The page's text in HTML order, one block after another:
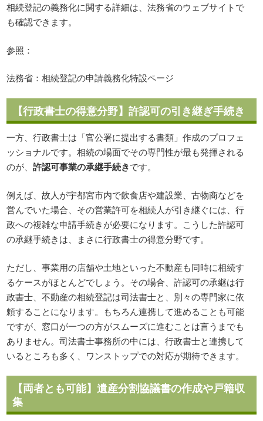
相続登記の義務化に関する詳細は、法務省のウェブサイトで
も確認できます。
参照：
法務省：相続登記の申請義務化特設ページ
【行政書士の得意分野】許認可の引き継ぎ手続き
一方、行政書士は「官公署に提出する書類」作成のプロフェ
ッショナルです。相続の場面でその専門性が最も発揮される
のが、許認可事業の承継手続きです。
例えば、故人が宇都宮市内で飲食店や建設業、古物商などを
営んでいた場合、その営業許可を相続人が引き継ぐには、行
政への複雑な申請手続きが必要になります。こうした許認可
の承継手続きは、まさに行政書士の得意分野です。
ただし、事業用の店舗や土地といった不動産も同時に相続す
るケースがほとんどでしょう。その場合、許認可の承継は行
政書士、不動産の相続登記は司法書士と、別々の専門家に依
頼することになります。もちろん連携して進めることも可能
ですが、窓口が一つの方がスムーズに進むことは言うまでも
ありません。司法書士事務所の中には、行政書士と連携して
いるところも多く、ワンストップでの対応が期待できます。
【両者とも可能】遺産分割協議書の作成や戸籍収
集